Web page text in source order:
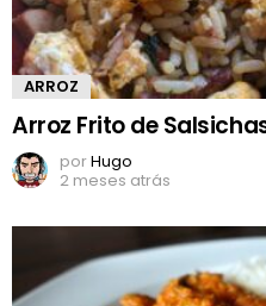
ARROZ
Arroz Frito de
porHugo
2 meses atrás